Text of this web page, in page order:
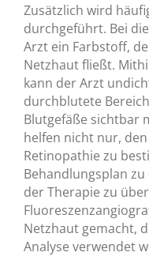
Zusätzlich wird
durchgeführt. Bei
Arzt ein Farbstoff,
Netzhaut fließt.
kann der Arzt
durchblutete
Blutgefäße sichtbar
helfen nicht nur,
Retinopathie zu
Behandlungsplan
der Therapie zu
Netzhaut gemacht,
Analyse verwendet